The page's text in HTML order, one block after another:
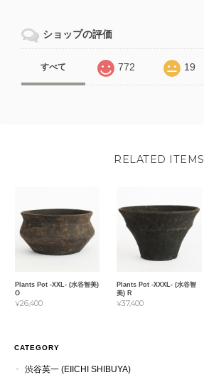
ショップの評価
すべて 772 19
RELATED ITEMS
Plants Pot -XXL- (水谷智美)
O
¥26,400
Plants Pot -XXXL- (水谷智
美) R
¥37,400
CATEGORY
渋谷英一 (EIICHI SHIBUYA)